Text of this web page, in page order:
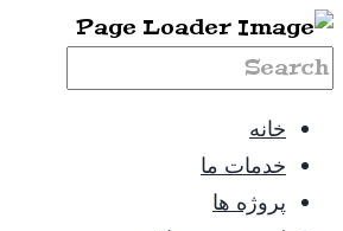
خانه
خدمات ما
پروژه ها